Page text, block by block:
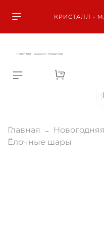
КРИСТАЛЛ -
КРИСТАЛЛ - МАГАЗИН ПОДАРКОВ
Главная
Ёлочные шары